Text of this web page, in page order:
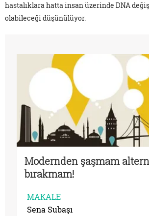
hastalıklara hatta insan üzerinde DNA
olabileceği düşünülüyor.
Modernden şaşmam
bırakmam!
MAKALE
Sena Subaşı